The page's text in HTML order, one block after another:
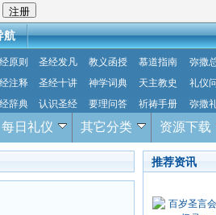
航
原则 圣经发凡 教义函授 慕道指南 弥撒
注释 圣经十讲 神学词典 天主教史 礼仪
辞典 认识圣经 要理问答 祈祷手册 弥撒
每日礼仪 其它分类 资源下载
推荐资讯